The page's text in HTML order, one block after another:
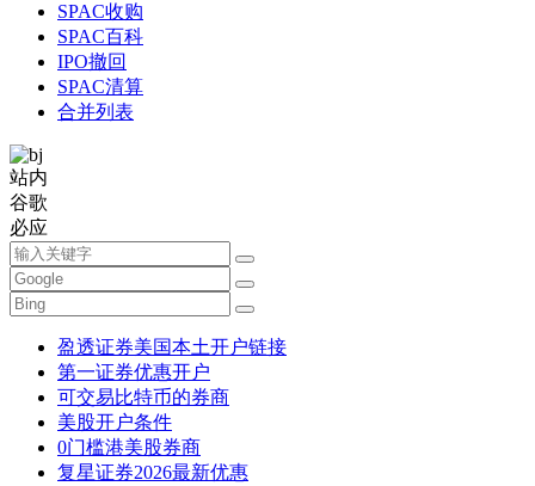
SPAC收购
SPAC百科
IPO撤回
SPAC清算
合并列表
站内
谷歌
必应
盈透证券美国本土开户链接
第一证券优惠开户
可交易比特币的券商
美股开户条件
0门槛港美股券商
复星证券2026最新优惠